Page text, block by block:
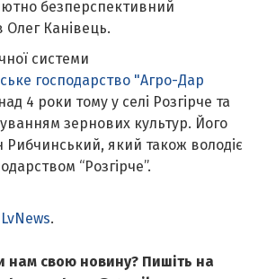
безперспективний
Олег Канівець.
системи
господарство "Агро-Дар
4 роки тому у селі Розгірче та
зернових культур. Його
який також володіє
“Розгірче”.
LvNews.
нам свою новину? Пишіть на